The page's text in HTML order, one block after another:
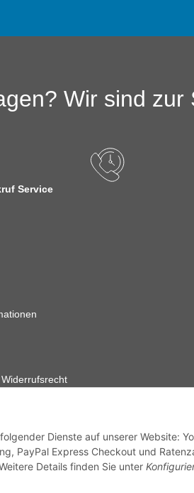
Dienste auf unserer Website:
PayPal Express Checkout und
Details finden Sie unter
Wir sind zur
Service
Widerrufsrecht
der Artikel können beispielhaft